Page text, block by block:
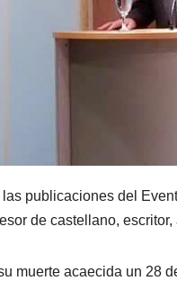
publicaciones del
de castellano,
muerte acaecida un 28